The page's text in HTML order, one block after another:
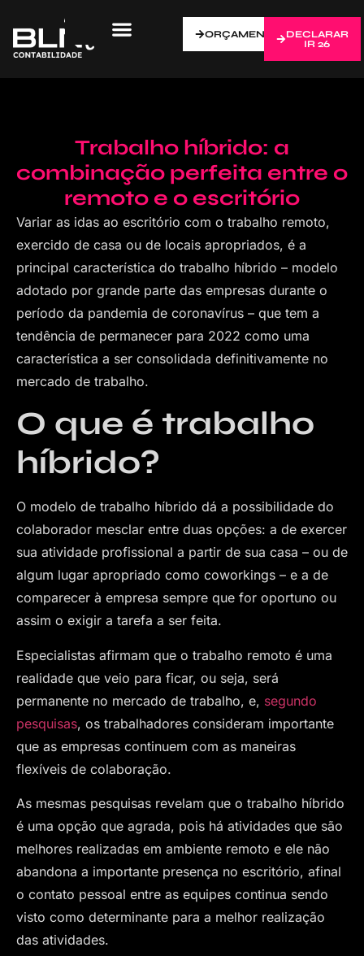
ORÇAMENTO
DECLARAR
IR 26
Trabalho híbrido: a
combinação perfeita entre o
remoto e o escritório
Variar as idas ao escritório com o trabalho remoto,
exercido de casa ou de locais apropriados, é a
principal característica do trabalho híbrido – modelo
adotado por grande parte das empresas durante o
período da pandemia de coronavírus – que tem a
tendência de permanecer para 2022 como uma
característica a ser consolidada definitivamente no
mercado de trabalho.
O que é trabalho
híbrido?
O modelo de trabalho híbrido dá a possibilidade do
colaborador mesclar entre duas opções: a de exercer
sua atividade profissional a partir de sua casa – ou de
algum lugar apropriado como coworkings – e a de
comparecer à empresa sempre que for oportuno ou
assim o exigir a tarefa a ser feita.
Especialistas afirmam que o trabalho remoto é uma
realidade que veio para ficar, ou seja, será
permanente no mercado de trabalho, e, segundo
pesquisas, os trabalhadores consideram importante
que as empresas continuem com as maneiras
flexíveis de colaboração.
As mesmas pesquisas revelam que o trabalho híbrido
é uma opção que agrada, pois há atividades que são
melhores realizadas em ambiente remoto e ele não
abandona a importante presença no escritório, afinal
o contato pessoal entre as equipes continua sendo
visto como determinante para a melhor realização
das atividades.